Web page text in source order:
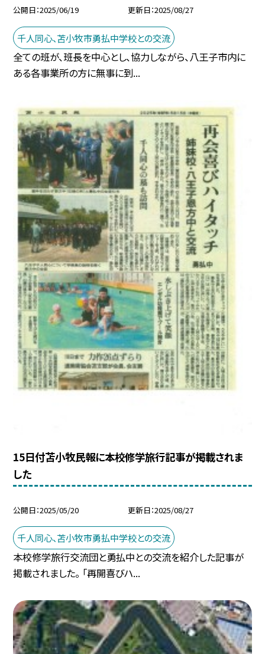
公開日 2025/06/19 更新日 2025/08/27
千人同心、苫小牧市勇払中学校との交流
全ての班が、班長を中心とし、協力しながら、八王子市内に
ある各事業所の方に無事に到...
15日付苫小牧民報に本校修学旅行記事が掲載されま
した
公開日 2025/05/20 更新日 2025/08/27
千人同心、苫小牧市勇払中学校との交流
本校修学旅行交流団と勇払中との交流を紹介した記事が
掲載されました。 「再開喜びハ...